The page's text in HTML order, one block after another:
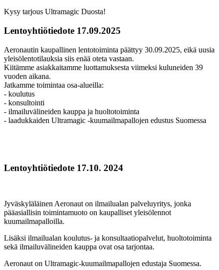
Kysy tarjous Ultramagic Duosta!
Lentoyhtiötiedote 17.09.2025
Aeronautin kaupallinen lentotoiminta päättyy 30.09.2025, eikä uusia
yleisölentotilauksia siis enää oteta vastaan.
Kiitämme asiakkaitamme luottamuksesta viimeksi kuluneiden 39
vuoden aikana.
Jatkamme toimintaa osa-alueilla:
- koulutus
- konsultointi
- ilmailuvälineiden kauppa ja huoltotoiminta
- laadukkaiden Ultramagic -kuumailmapallojen edustus Suomessa
Lentoyhtiötiedote 17.10. 2024
Jyväskyläläinen Aeronaut on ilmailualan palveluyritys, jonka
pääasiallisin toimintamuoto on kaupalliset yleisölennot
kuumailmapalloilla.
Lisäksi ilmailualan koulutus- ja konsultaatiopalvelut, huoltotoiminta
sekä ilmailuvälineiden kauppa ovat osa tarjontaa.
Aeronaut on Ultramagic-kuumailmapallojen edustaja Suomessa.